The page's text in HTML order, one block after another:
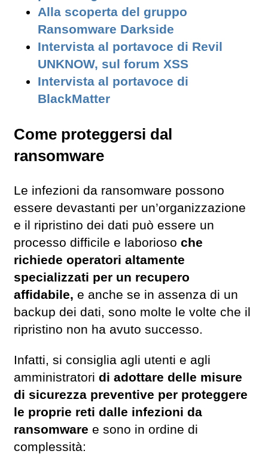
Alla scoperta del gruppo
Ransomware Darkside
Intervista al portavoce di Revil
UNKNOW, sul forum XSS
Intervista al portavoce di
BlackMatter
Come proteggersi dal
ransomware
Le infezioni da ransomware possono
essere devastanti per un’organizzazione
e il ripristino dei dati può essere un
processo difficile e laborioso che
richiede operatori altamente
specializzati per un recupero
affidabile, e anche se in assenza di un
backup dei dati, sono molte le volte che il
ripristino non ha avuto successo.
Infatti, si consiglia agli utenti e agli
amministratori di adottare delle misure
di sicurezza preventive per proteggere
le proprie reti dalle infezioni da
ransomware e sono in ordine di
complessità: